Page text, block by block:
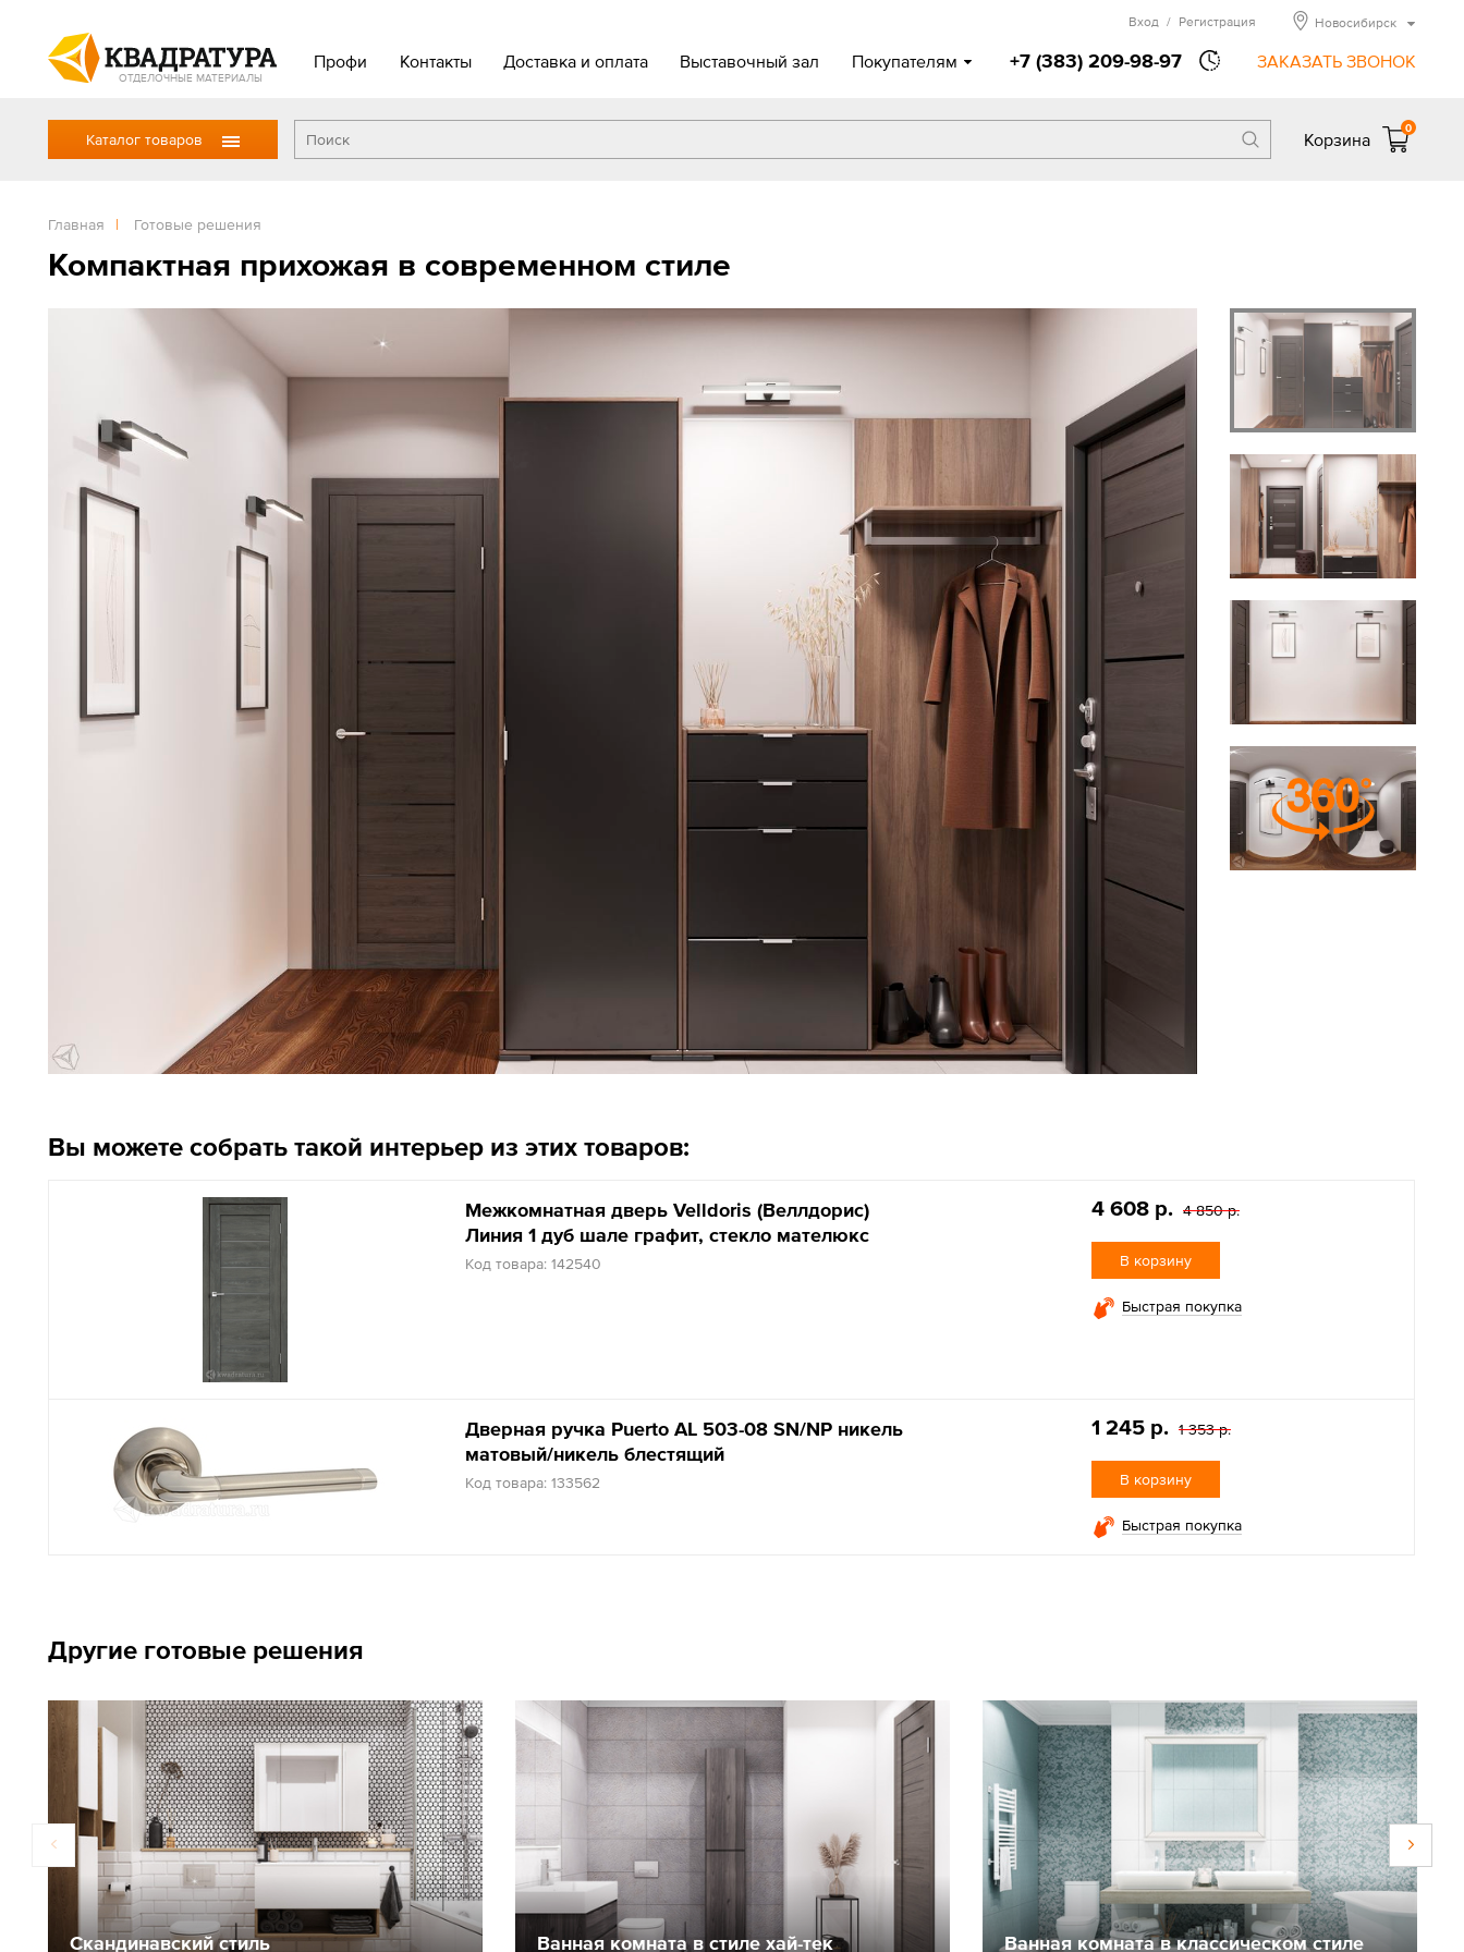
ОТДЕЛОЧНЫЕ МАТЕРИАЛЫ
Профи Контакты Доставка и оплата Выставочный зал Покупателям +7 (383) 209-98-97 ЗАКАЗАТЬ ЗВОНОК
Вход / Регистрация Новосибирск
Каталог товаров Корзина
0
Главная | Готовые решения
Компактная прихожая в современном стиле
Вы можете собрать такой интерьер из этих товаров:
Межкомнатная дверь Velldoris (Веллдорис)
Линия 1 дуб шале графит, стекло мателюкс
Код товара: 142540
4 608 р. 4 850 р.
В корзину
Быстрая покупка
Дверная ручка Puerto AL 503-08 SN/NP никель
матовый/никель блестящий
Код товара: 133562
1 245 р. 1 353 р.
В корзину
Быстрая покупка
Другие готовые решения
Скандинавский стиль Ванная комната в стиле хай-тек Ванная комната в классическом стиле